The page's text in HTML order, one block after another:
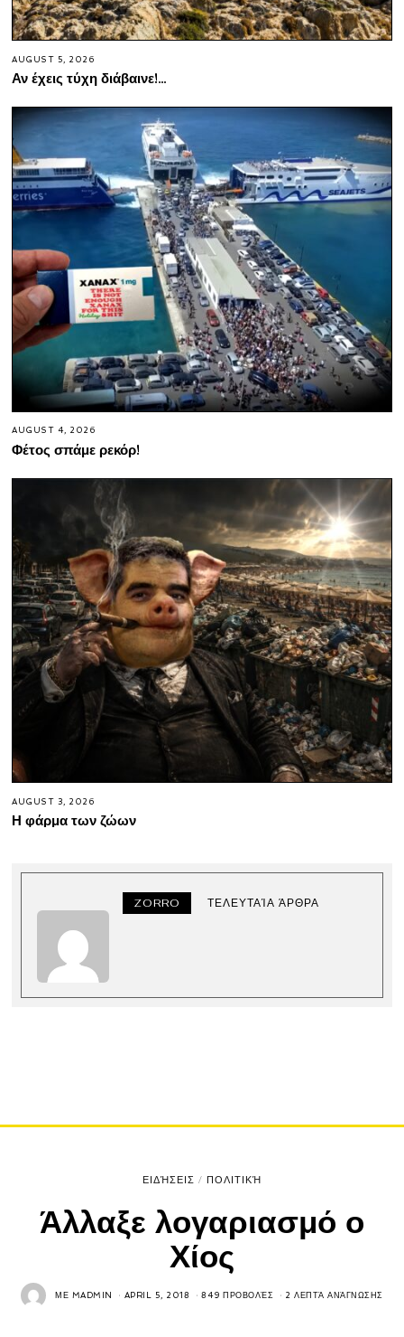
AUGUST 5, 2026
Αν έχεις τύχη διάβαινε!…
AUGUST 4, 2026
Φέτος σπάμε ρεκόρ!
AUGUST 3, 2026
Η φάρμα των ζώων
ZORRO ΤΕΛΕΥΤΑΊΑ ΆΡΘΡΑ
ΕΙΔΉΣΕΙΣ / ΠΟΛΙΤΙΚΉ
Άλλαξε λογαριασμό ο
Χίος
ΜΕ MADMIN APRIL 5, 2018 849 ΠΡΟΒΟΛΈΣ 2 ΛΕΠΤΆ ΑΝΆΓΝΩΣΗΣ